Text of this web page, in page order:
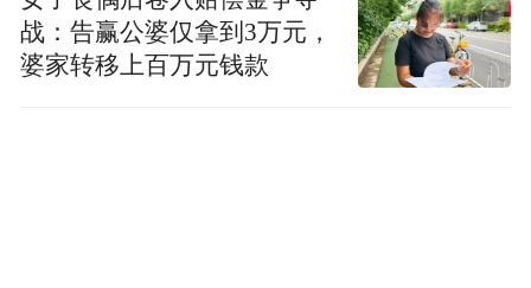
战：告赢公婆仅拿到3万元，
婆家转移上百万元钱款